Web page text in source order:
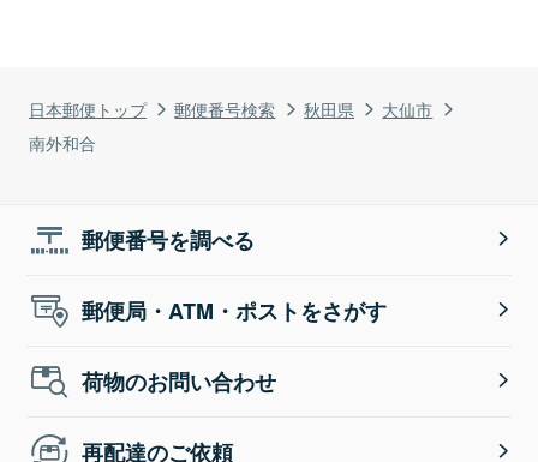
日本郵便トップ 郵便番号検索 秋田県
大仙市
南外和合
郵便番号を調べる
郵便局・ATM・ポストをさがす
荷物のお問い合わせ
再配達のご依頼